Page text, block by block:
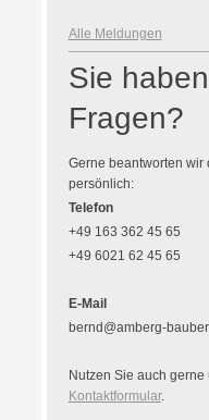
Alle Meldungen
Sie haben
Fragen?
Gerne beantworten wir
persönlich:
Telefon
+49 163 362 45 65
+49 6021 62 45 65
E-Mail
bernd@amberg-
Nutzen Sie auch gerne
Kontaktformular.